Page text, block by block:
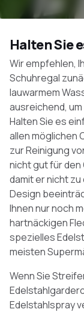
Halten Sie
Wir empfehlen,
Schuhregal
lauwarmem
ausreichend,
Halten Sie es
allen möglichen
zur Reinigung
nicht gut für den
damit er nicht
Design
Ihnen nur noch
hartnäckigen
spezielles
meisten
Wenn Sie
Edelstahlspray